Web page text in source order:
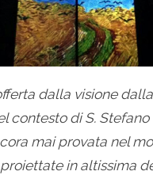
dalla visione
contesto di S. Stefano
mai provata nel
in altissima